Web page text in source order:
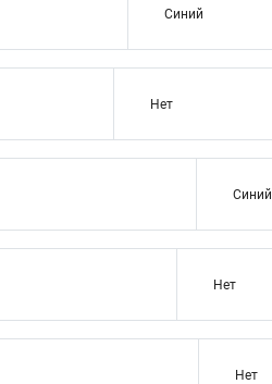
Синий
Нет
Синий
Нет
Нет